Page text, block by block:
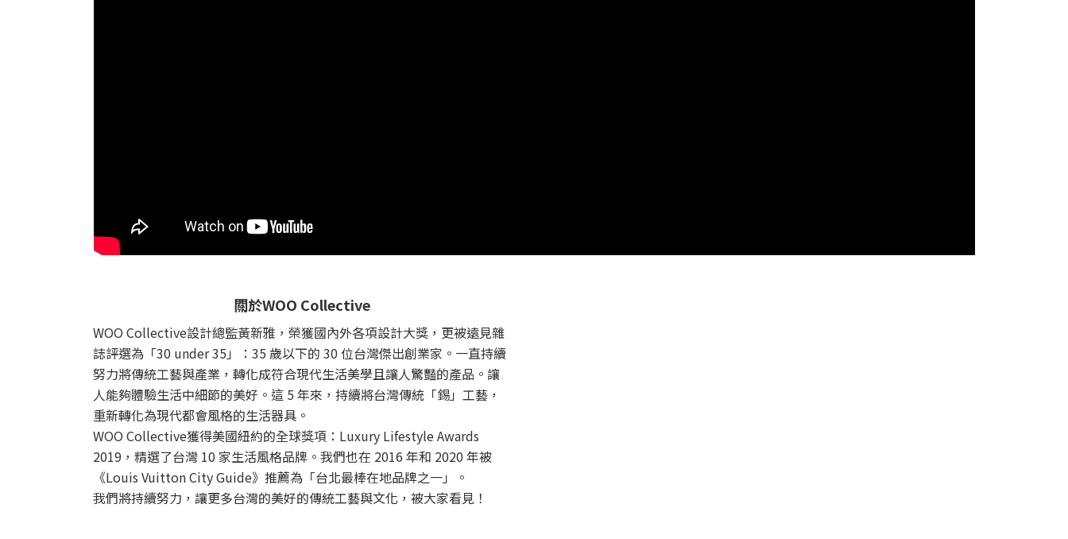
關於WOO Collective
WOO Collective設計總監黃新雅，榮獲國內外各項設計大獎，更被遠見雜
誌評選為「30 under 35」：35 歲以下的 30 位台灣傑出創業家。一直持續
努力將傳統工藝與產業，轉化成符合現代生活美學且讓人驚豔的產品。讓
人能夠體驗生活中細節的美好。這 5 年來，持續將台灣傳統「錫」工藝，
重新轉化為現代都會風格的生活器具。
WOO Collective獲得美國紐約的全球獎項：Luxury Lifestyle Awards
2019，精選了台灣 10 家生活風格品牌。我們也在 2016 年和 2020 年被
《Louis Vuitton City Guide》推薦為「台北最棒在地品牌之一」。
我們將持續努力，讓更多台灣的美好的傳統工藝與文化，被大家看見！